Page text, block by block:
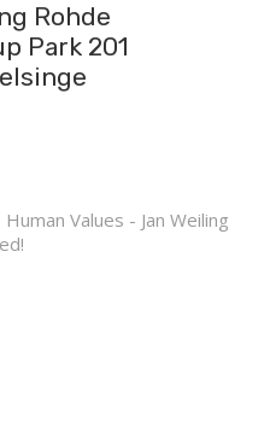
Rohde
Park 201
Values - Jan Weiling